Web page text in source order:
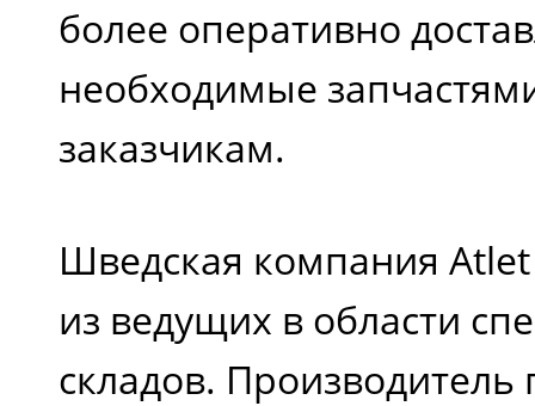
более оперативно
необходимые
заказчикам.
Шведская компания
из ведущих в области
складов. Производитель